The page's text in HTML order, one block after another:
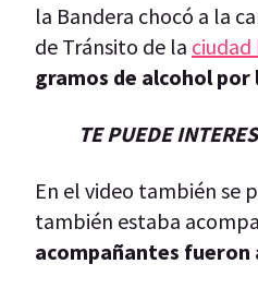
la Bandera chocó a la
de Tránsito de la
gramos de alcohol
TE PUEDE
En el video también se
también estaba
acompañantes fueron